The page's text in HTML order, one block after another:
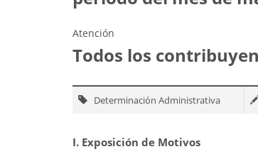
Atención
Todos los
Determinación Administrativa
I. Exposición de Motivos